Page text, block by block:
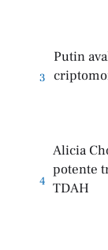
3
Putin
4
Alicia
potente
TDAH